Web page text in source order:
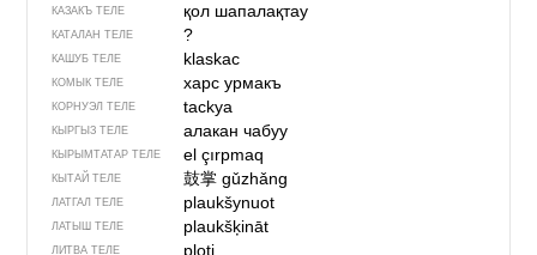
КАЗАКЪ ТЕЛЕ қол шапалақтау
КАТАЛАН ТЕЛЕ ?
КАШУБ ТЕЛЕ klaskac
КОМЫК ТЕЛЕ харс урмакъ
КОРНУЭЛ ТЕЛЕ tackya
КЫРГЫЗ ТЕЛЕ алакан чабуу
КЫРЫМТАТАР ТЕЛЕ el çırpmaq
КЫТАЙ ТЕЛЕ 鼓掌gǔzhǎng
ЛАТГАЛ ТЕЛЕ plaukšynuot
ЛАТЫШ ТЕЛЕ plaukšķināt
ЛИТВА ТЕЛЕ ploti